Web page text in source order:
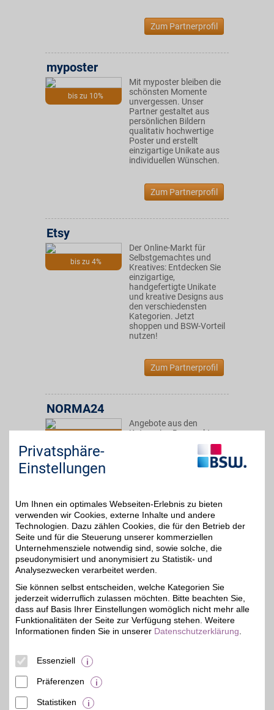
Zum Partnerprofil
bis zu 10%
myposter
Mit myposter bleiben die
schönsten Momente
unvergessen. Unser
Partner gestaltet aus
persönlichen Bildern
qualitativ hochwertige
Poster und erstellt
einzigartige Unikate aus
individuellen Wünschen.
Zum Partnerprofil
bis zu 4%
Etsy
Der Online-Markt für
Selbstgemachtes und
Kreatives: Entdecken Sie
einzigartige,
handgefertigte Unikate
und kreative Designs aus
den verschiedensten
Kategorien. Jetzt
shoppen und BSW-Vorteil
nutzen!
Zum Partnerprofil
NORMA24
Angebote aus den
Kategorien Baumarkt,
Möbel und Einrichtung,
Sport, Freizeit und vielen
mehr finden sich bei
Discounters.
Zum Partnerprofil
BSW-Vorteil
Jochen Schweizer Gutschein
Aktivitäten für jeden
Geschmack: Wert-
Gutschein mit BSW-
Vorteil kaufen und für
einzigartige
Privatsphäre-
Einstellungen
Um Ihnen ein optimales Webseiten-Erlebnis zu bieten
verwenden wir Cookies, externe Inhalte und andere
Technologien. Dazu zählen Cookies, die für den Betrieb der
Seite und für die Steuerung unserer kommerziellen
Unternehmensziele notwendig sind, sowie solche, die
pseudonymisiert und anonymisiert zu Statistik- und
Analysezwecken verarbeitet werden.
Sie können selbst entscheiden, welche Kategorien Sie
jederzeit widerruflich zulassen möchten. Bitte beachten Sie,
dass auf Basis Ihrer Einstellungen womöglich nicht mehr alle
Funktionalitäten der Seite zur Verfügung stehen. Weitere
Informationen finden Sie in unserer Datenschutzerklärung
Essenziell
Präferenzen
Statistiken